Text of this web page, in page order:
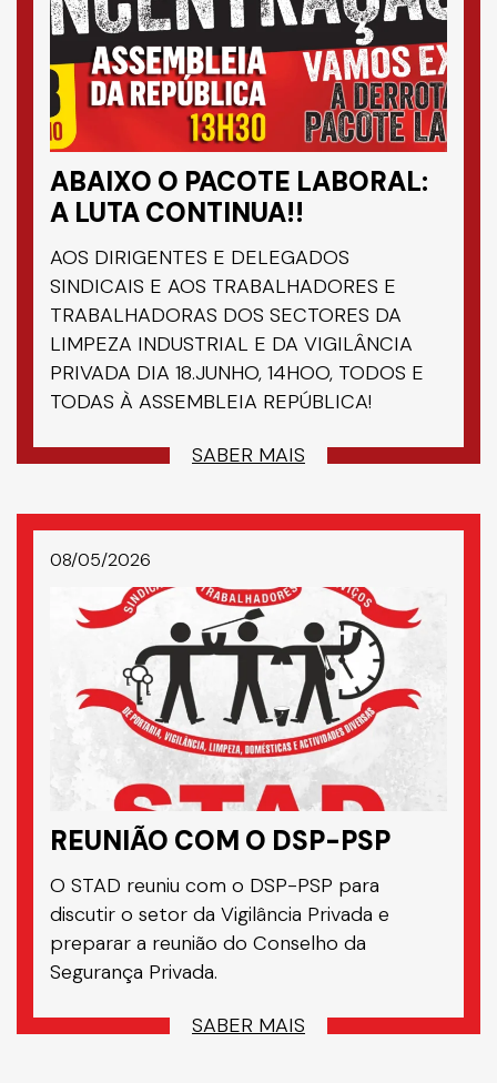
ABAIXO O PACOTE LABORAL:
A LUTA CONTINUA!!
AOS DIRIGENTES E DELEGADOS
SINDICAIS E AOS TRABALHADORES E
TRABALHADORAS DOS SECTORES DA
LIMPEZA INDUSTRIAL E DA VIGILÂNCIA
PRIVADA DIA 18.JUNHO, 14HOO, TODOS E
TODAS À ASSEMBLEIA REPÚBLICA!
SABER MAIS
08/05/2026
REUNIÃO COM O DSP-PSP
O STAD reuniu com o DSP-PSP para
discutir o setor da Vigilância Privada e
preparar a reunião do Conselho da
Segurança Privada.
SABER MAIS